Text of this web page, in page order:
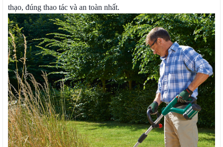
thạo, đúng thao tác và an toàn nhất.